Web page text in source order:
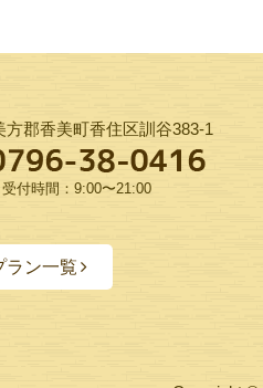
方郡香美町香住区訓谷383-1
受付時間：9:00〜21:00
ラン一覧